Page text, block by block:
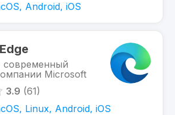
Android, iOS
современный
Microsoft
3.9 (61)
Linux, Android, iOS